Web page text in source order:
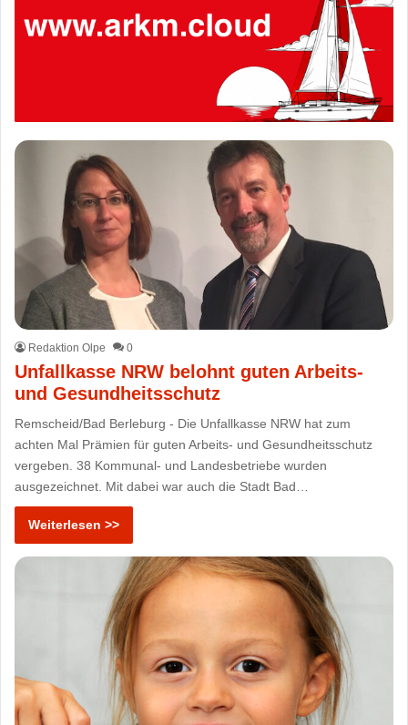
Redaktion Olpe 0
Unfallkasse NRW belohnt guten Arbeits-
und Gesundheitsschutz
Remscheid/Bad Berleburg - Die Unfallkasse NRW hat zum
achten Mal Prämien für guten Arbeits- und Gesundheitsschutz
vergeben. 38 Kommunal- und Landesbetriebe wurden
ausgezeichnet. Mit dabei war auch die Stadt Bad…
Weiterlesen >>